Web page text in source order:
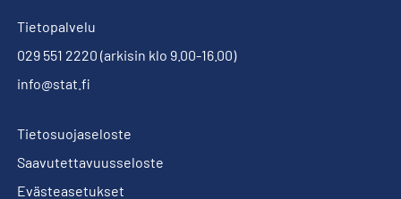
Tietopalvelu
029 551 2220 (arkisin klo 9.00-16.00)
info@stat.fi
Tietosuojaseloste
Saavutettavuusseloste
Evästeasetukset